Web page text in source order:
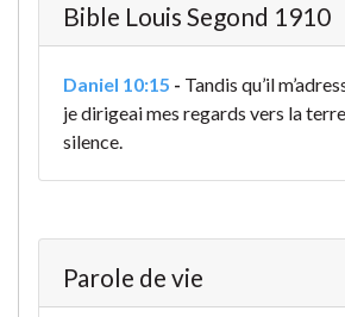
Bible Louis Segond 1910
Daniel 10:15 - Tandis qu’il
je dirigeai mes regards vers la
silence.
Parole de vie